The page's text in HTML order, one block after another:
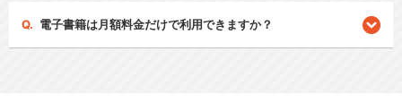
電子書籍は月額料金だけで利用できますか？